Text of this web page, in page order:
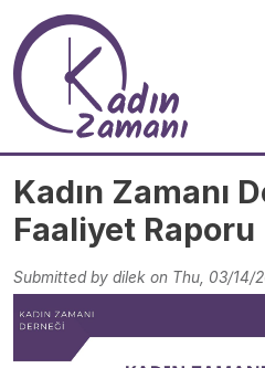
Skip to main content
Kadın Zamanı
Faaliyet Raporu
Submitted by dilek on Thu, 03/14/